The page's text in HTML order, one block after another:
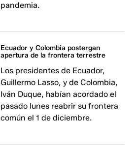
pandemia.
Ecuador y Colombia postergan
apertura de la frontera terrestre
Los presidentes de Ecuador,
Guillermo Lasso, y de Colombia,
Iván Duque, habían acordado el
pasado lunes reabrir su frontera
común el 1 de diciembre.